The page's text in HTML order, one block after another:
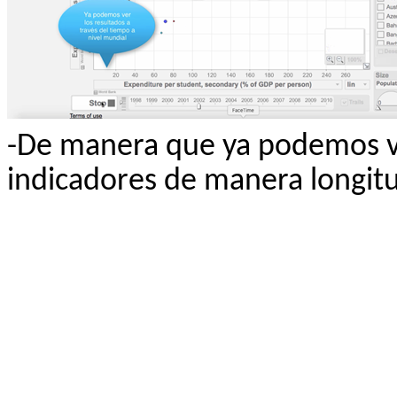
-De manera que ya podemos
indicadores de manera